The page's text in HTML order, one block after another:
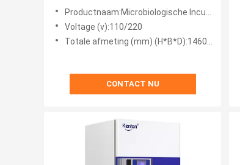
Microbiologic Incubator
Productnaam:Microbiologische Incubator
Voltage (v):110/220
Totale afmeting (mm) (H*B*D):1460*650*700
CONTACT NU